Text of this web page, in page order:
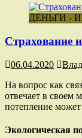
ДЕНЬГИ -
Страхование
06.04.2020
На вопрос как
отвечает в своем
потепление может
Экологическая